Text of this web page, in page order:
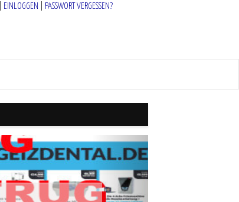
EINLOGGEN PASSWORT VERGESSEN?